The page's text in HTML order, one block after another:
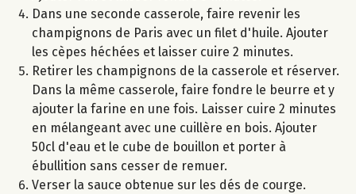
Dans une seconde casserole, faire revenir les
champignons de Paris avec un filet d'huile. Ajouter
les cèpes héchées et laisser cuire 2 minutes.
Retirer les champignons de la casserole et réserver.
Dans la même casserole, faire fondre le beurre et y
ajouter la farine en une fois. Laisser cuire 2 minutes
en mélangeant avec une cuillère en bois. Ajouter
50cl d'eau et le cube de bouillon et porter à
ébullition sans cesser de remuer.
Verser la sauce obtenue sur les dés de courge.